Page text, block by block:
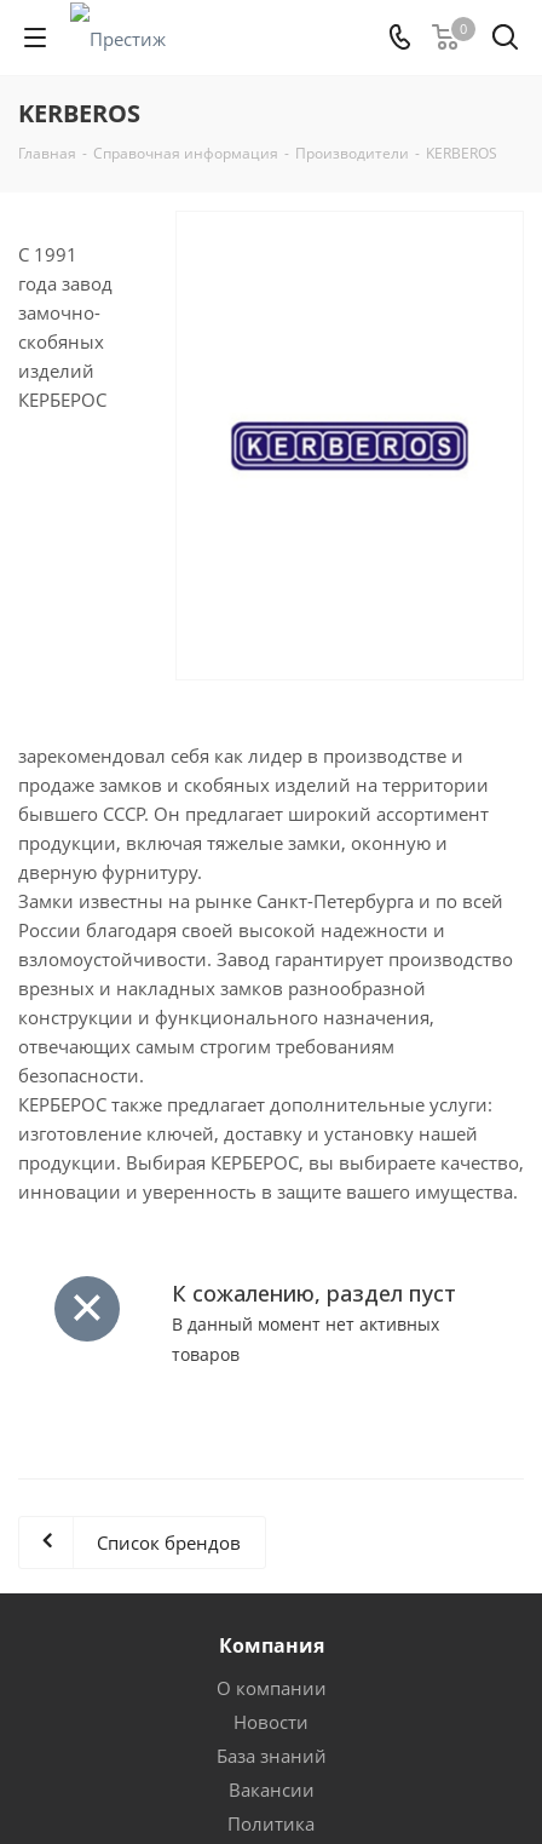
0
KERBEROS
Главная - Справочная информация - Производители - KERBEROS
С 1991
года завод
замочно-
скобяных
изделий
КЕРБЕРОС
зарекомендовал себя как лидер в производстве и
продаже замков и скобяных изделий на территории
бывшего СССР. Он предлагает широкий ассортимент
продукции, включая тяжелые замки, оконную и
дверную фурнитуру.
Замки известны на рынке Санкт-Петербурга и по всей
России благодаря своей высокой надежности и
взломоустойчивости. Завод гарантирует производство
врезных и накладных замков разнообразной
конструкции и функционального назначения,
отвечающих самым строгим требованиям
безопасности.
КЕРБЕРОС также предлагает дополнительные услуги:
изготовление ключей, доставку и установку нашей
продукции. Выбирая КЕРБЕРОС, вы выбираете качество,
инновации и уверенность в защите вашего имущества.
К сожалению, раздел пуст
В данный момент нет активных
товаров
Список брендов
Компания
О компании
Новости
База знаний
Вакансии
Политика